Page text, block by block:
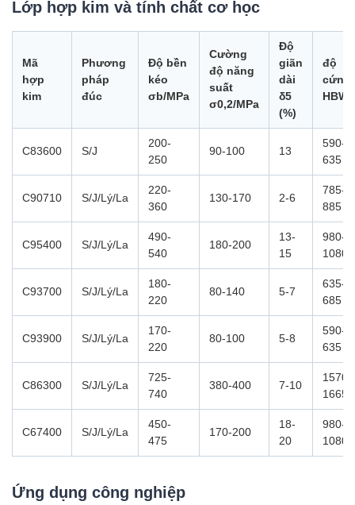
Lớp hợp kim và tính chất cơ học
Mã
hợp
kim
Phương
pháp
đúc
Độ bền
kéo
σb/MPa
Cường
độ năng
suất
σ0,2/MPa
Độ
giãn
dài
δ5
(%)
độ
cứng
HBW
C83600 S/J
200-
250
90-100 13
590-
635
C90710 S/J/Lý/La
220-
360
130-170 2-6
785-
885
C95400 S/J/Lý/La
490-
540
180-200
13-
15
980-
1080
C93700 S/J/Lý/La
180-
220
80-140 5-7
635-
685
C93900 S/J/Lý/La
170-
220
80-100 5-8
590-
635
C86300 S/J/Lý/La
725-
740
380-400 7-10
1570-
1665
C67400 S/J/Lý/La
450-
475
170-200
18-
20
980-
1080
Ứng dụng công nghiệp